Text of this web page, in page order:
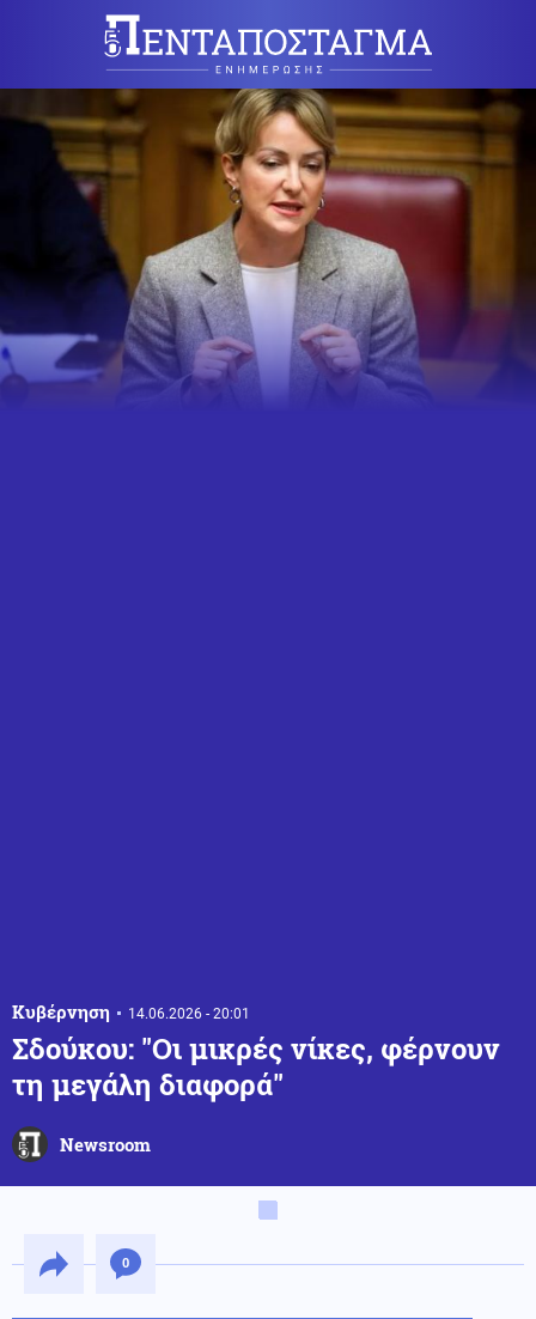
Κυβέρνηση 14.06.2026 - 20:01
Σδούκου: "Οι μικρές νίκες, φέρνουν
τη μεγάλη διαφορά"
Newsroom
0